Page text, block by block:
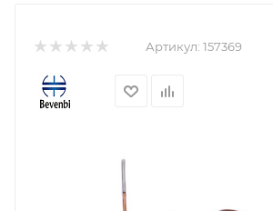
Артикул: 157369